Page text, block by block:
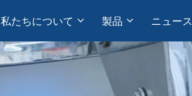
私たちについて 製品 ニュース